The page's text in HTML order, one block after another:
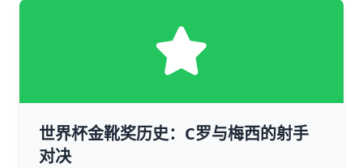
世界杯金靴奖历史：C罗与梅西的射手
对决